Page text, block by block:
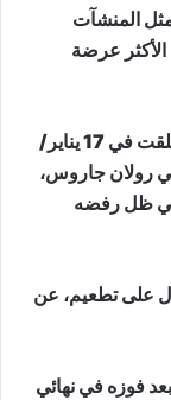
المنشآت
عرضة
وكانت وزيرة الرياضة روكانا ماراسينيانو، قد أغلقت في 17 يناير/
رولان جاروس،
حزيران، في ظل رفضه
على تطعيم، عن
فوزه في نهائي